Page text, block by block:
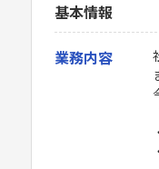
基本情報
業務内容